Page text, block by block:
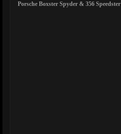
Porsche Boxster Spyder & 356 Speedster